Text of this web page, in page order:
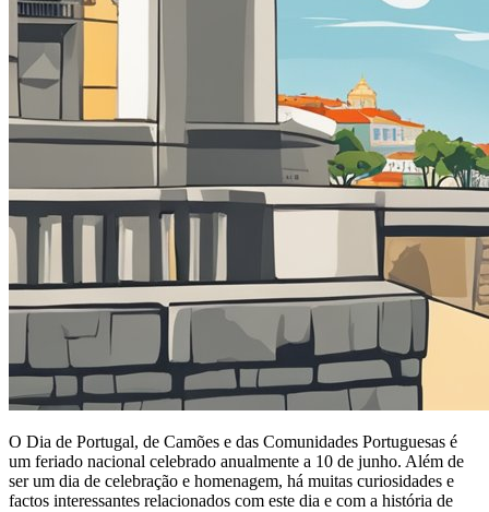
O Dia de Portugal, de Camões e das Comunidades Portuguesas é
um feriado nacional celebrado anualmente a 10 de junho. Além de
ser um dia de celebração e homenagem, há muitas curiosidades e
factos interessantes relacionados com este dia e com a história de